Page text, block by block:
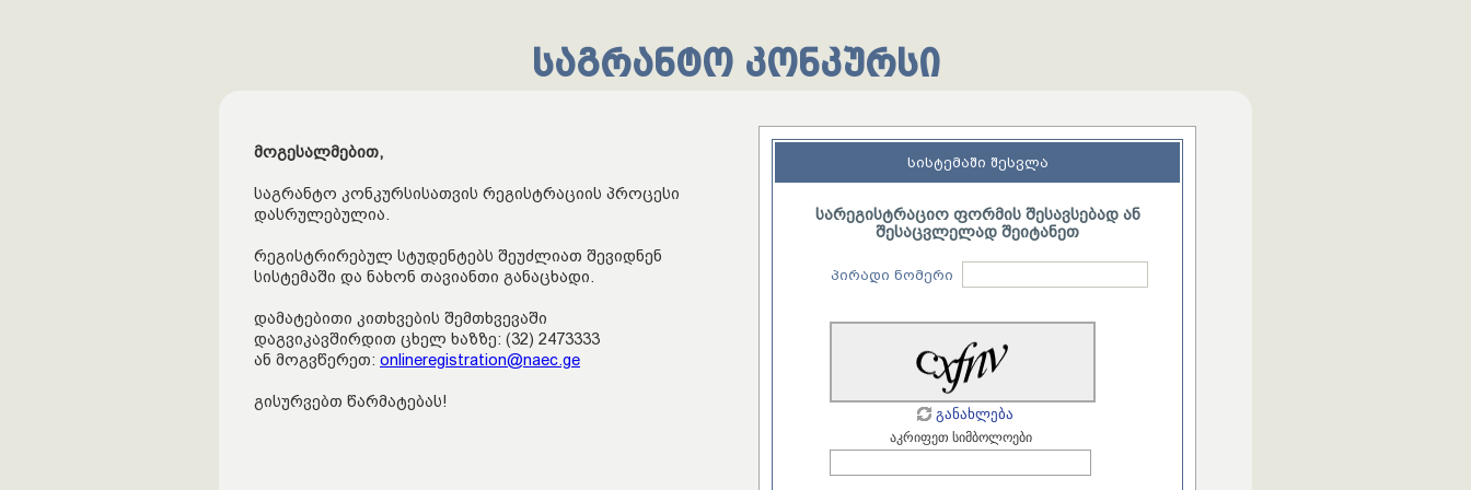
საგრანტო კონკურსი
მოგესალმებით,
საგრანტო კონკურსისათვის რეგისტრაციის პროცესი
დასრულებულია.
რეგისტრირებულ სტუდენტებს შეუძლიათ შევიდნენ
სისტემაში და ნახონ თავიანთი განაცხადი.
დამატებითი კითხვების შემთხვევაში
დაგვიკავშირდით ცხელ ხაზზე: (32) 2473333
ან მოგვწერეთ: onlineregistration@naec.ge
გისურვებთ წარმატებას!
სისტემაში შესვლა
სარეგისტრაციო ფორმის შესავსებად ან
შესაცვლელად შეიტანეთ
პირადი ნომერი
განახლება
აკრიფეთ სიმბოლოები